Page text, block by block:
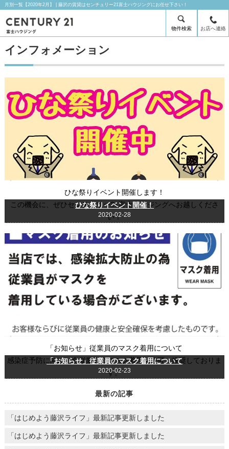
月別一覧【2020年2月】 | 藤沢の賃貸はセンチュリー21富士ハウジングにお任せ下さい！
物件検索 お店へ連絡
インフォメーション
ひな祭りイベント開催！
2020-02-28
ひな祭りイベント開催します！
この機会に、ぜひセンチュリー21富士ハウジングへお越しくださ
い！
「お知らせ」従業員のマスク着用について
2020-02-23
「お知らせ」従業員のマスク着用について
感染症予防に向け、全従業員にマスク着用を許可・推奨しておりま
す。
最新の記事
「はじめよう藤沢ライフ」最新記事更新しました
「はじめよう藤沢ライフ」最新記事更新しました